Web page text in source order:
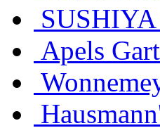
Apels